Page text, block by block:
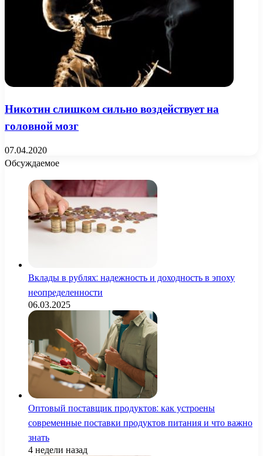
Никотин слишком сильно воздействует на
головной мозг
07.04.2020
Обсуждаемое
Вклады в рублях: надежность и доходность в эпоху
неопределенности
06.03.2025
Оптовый поставщик продуктов: как устроены
современные поставки продуктов питания и что важно
знать
4 недели назад